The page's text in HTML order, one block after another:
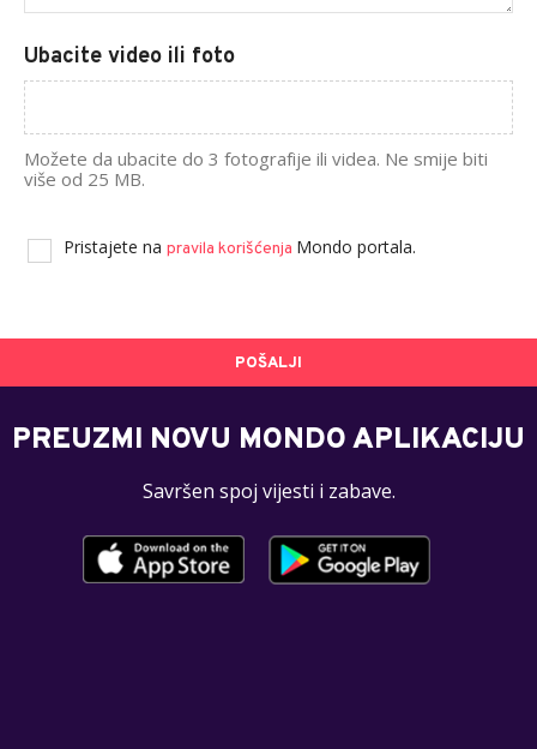
Ubacite video ili foto
Možete da ubacite do 3 fotografije ili videa. Ne smije biti
više od 25 MB.
Pristajete na pravila korišćenja Mondo portala.
POŠALJI
PREUZMI NOVU MONDO APLIKACIJU
Savršen spoj vijesti i zabave.